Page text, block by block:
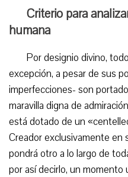
Criterio para
humana
Por designio divino,
excepción, a pesar de sus
imperfecciones- son
maravilla digna de
está dotado de un
Creador exclusivamente en
pondrá otro a lo largo de
por así decirlo, un